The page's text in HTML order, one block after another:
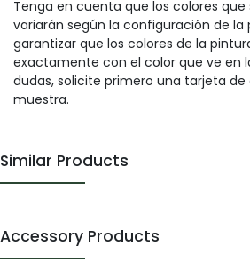
Tenga en cuenta que los colores
variarán según la configuración de la
garantizar que los colores de la
exactamente con el color que ve en
dudas, solicite primero una tarjeta
muestra.
Similar Products
Accessory Products